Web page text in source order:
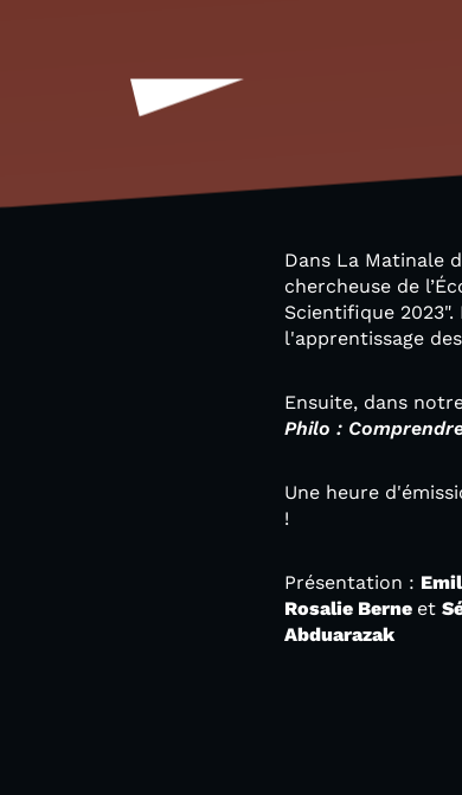
Dans La Matinale
chercheuse de
Scientifique
l'apprentissage
Ensuite, dans
Philo :
Une heure
!
Présentation :
Rosalie Berne et
Abduarazak